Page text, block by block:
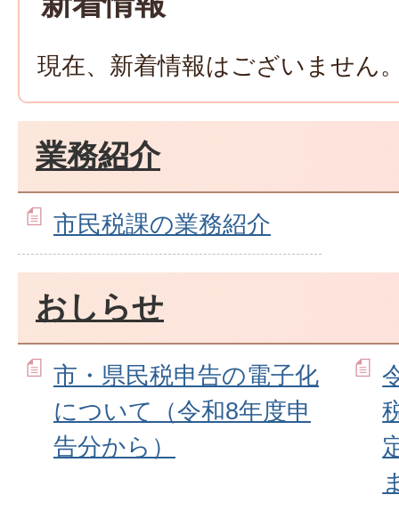
現在、新着情報はございません
業務紹介
市民税課の業務紹介
おしらせ
市・県民税申告の電子化
について（令和8年度申
告分から）